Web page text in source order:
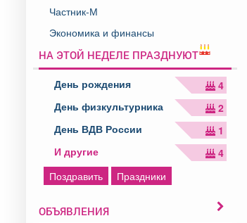
Частник-М
Экономика и финансы
НА ЭТОЙ НЕДЕЛЕ ПРАЗДНУЮТ
День рождения
4
День физкультурника
2
День ВДВ России
1
И другие
4
Поздравить
Праздники
ОБЪЯВЛЕНИЯ